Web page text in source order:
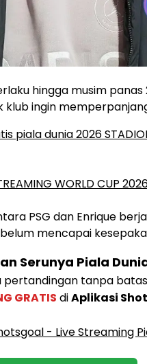
hingga musim
ingin
PSG dan Enrique
mencapai
Serunya Piala
pertandingan tanpa
GRATIS diAplikasi